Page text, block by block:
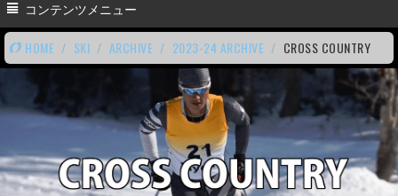
コンテンツメニュー
HOME / SKI / ARCHIVE / 2023-24 ARCHIVE / CROSS COUNTRY